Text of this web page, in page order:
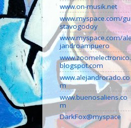
www.on-musik.net
www.myspace.com/gu
stavogodoy
www.myspace.com/
jandroampuero
www.zoomelectronico.
blogspot.com
www.alejandrorado.co
m
www.buenosaliens.co
m
DarkFox@myspace